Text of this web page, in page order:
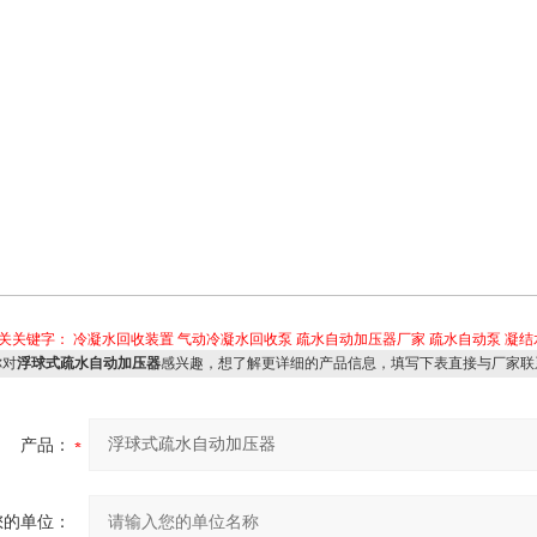
关键字： 冷凝水回收装置 气动冷凝水回收泵 疏水自动加压器厂家 疏水自动泵 凝结
浮球式疏水自动加压器感兴趣，想了解更详细的产品信息，填写下表直接与厂家联
产品：
单位：